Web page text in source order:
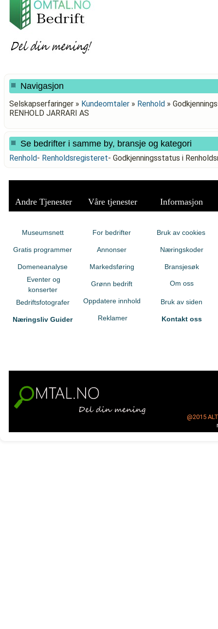
Navigasjon
Selskapserfaringer » Kundeomtaler » Renhold »
RENHOLD JARRARI AS
Se bedrifter i samme by, bransje og kategori
Renhold- Renholdsregisteret- Godkjenningsstatus i
Andre Tjenester Våre tjenester Informasjon
Museumsnett
Gratis programmer
Domeneanalyse
Eventer og
konserter
Bedriftsfotografer
Næringsliv Guider
For bedrifter
Annonser
Markedsføring
Grønn bedrift
Oppdatere innhold
Reklamer
Bruk av cookies
Næringskoder
Bransjesøk
Om oss
Bruk av siden
Kontakt oss
@2015